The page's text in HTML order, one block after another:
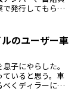
発行してもらう
行してもらう、発
あ...のユーザー車
子にやらした。
いると思う。車
くディラーに聞